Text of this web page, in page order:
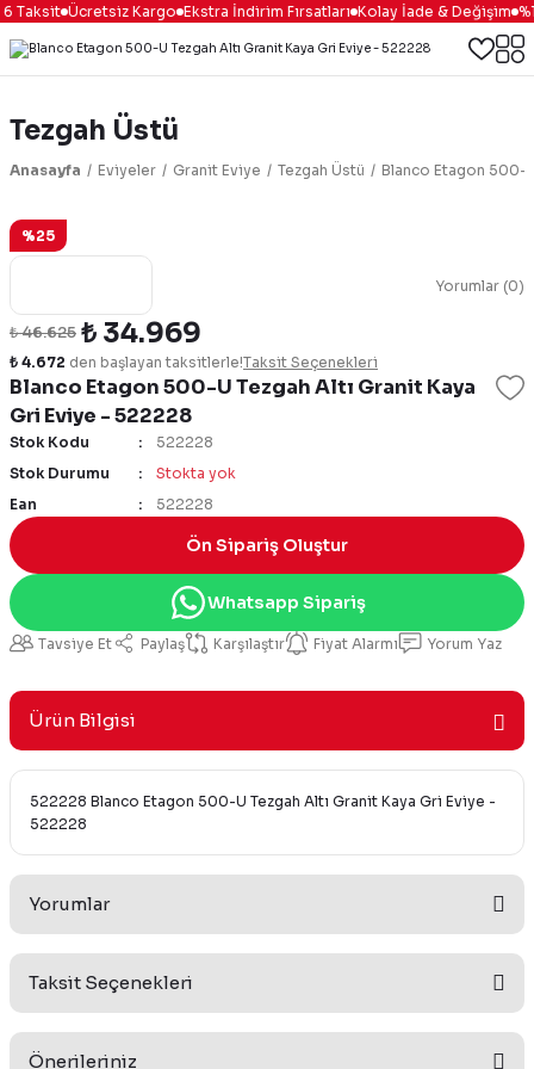
Taksit Ücretsiz Kargo Ekstra İndirim Fırsatları Kolay İade & Değişim
Tezgah Üstü
Anasayfa Eviyeler Granit Eviye Tezgah Üstü Blanco Etagon 500-
%25
Yorumlar (0)
Blanco Etagon 500-U Tezgah Altı Granit Kaya
Gri Eviye - 522228
₺ 46.625 ₺ 34.969
₺ 4.672 den başlayan taksitlerle!Taksit Seçenekleri
Stok Kodu
522228
Stok Durumu
Stokta yok
Ean
522228
Ön Sipariş Oluştur
Whatsapp Sipariş
Tavsiye Et Paylaş Karşılaştır Fiyat Alarmı Yorum Yaz
Ürün Bilgisi
522228 Blanco Etagon 500-U Tezgah Altı Granit Kaya Gri Eviye -
522228
Yorumlar
Taksit Seçenekleri
Önerileriniz